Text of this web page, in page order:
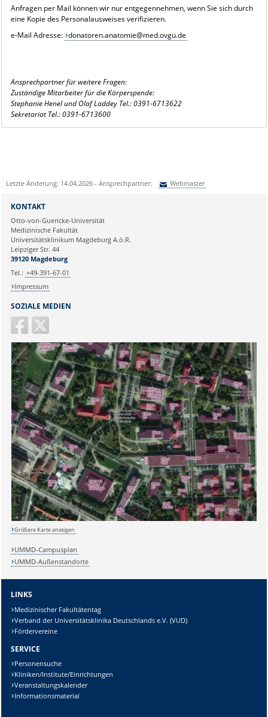
Anfragen per Mail können wir nur entgegennehmen, wenn Sie sich durch
eine Kopie des Personalausweises verifizieren.
e-Mail Adresse: donatoren.anatomie@med.ovgu.de
Ansprechpartner für weitere Fragen:
Zuständige Mitarbeiter für die Körperspende:
Stephanie Henel und Olaf Laddey Tel.: 0391-6713622
Sekretariat Tel.: 0391-6713600
Letzte Änderung: 14.04.2026 - Ansprechpartner: Webmaster
Ihre E-Mailadresse:
Ihr Anliegen:
Sicherheitsabfrage:
SOZIALE MEDIEN
KONTAKT
Otto-von-Guericke-Universität
Medizinische Fakultät
Universitätsklinikum Magdeburg A.ö.R.
Leipziger Str. 44
39120 Magdeburg
Tel.: +49-391-67-01
Impressum
Größere Karte anzeigen
UMMD-Campusplan
UMMD-Außenstandorte
LINKS
Medizinischer Fakultätentag
Verband der Universitätsklinika Deutschlands e.V. (VUD)
Fördervereine
SERVICE
Personensuche
Kliniken/Institute/Einrichtungen
Veranstaltungskalender
Informationsmaterial